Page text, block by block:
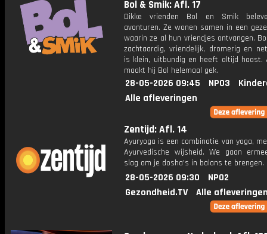
Bol & Smik: Afl. 17
Dikke vrienden Bol en Smik
avonturen. Ze wonen samen in een
waarin ze al hun vriendjes ontvangen.
zachtaardig, vriendelijk, dromerig en
is klein, uitbundig en heeft altijd haast.
maakt hij Bol helemaal gek.
28-05-2026 09:45 NPO3
Alle afleveringen
Zentijd: Afl. 14
Ayuryoga is een combinatie van yoga,
Ayurvedische wijsheid. We gaan
slag om je dosha's in balans te brengen.
28-05-2026 09:30
NPO2
Gezondheid.TV
Alle